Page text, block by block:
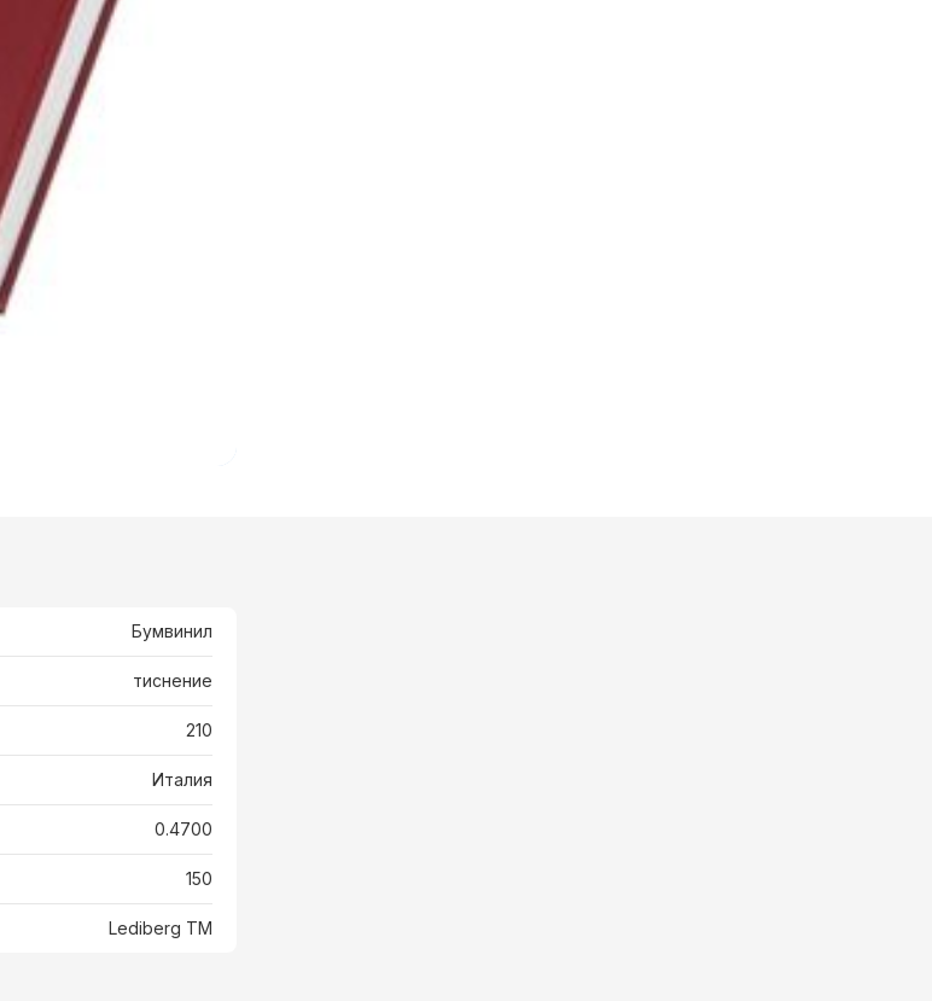
Бумвинил
тиснение
210
Италия
0.4700
150
Lediberg ТМ